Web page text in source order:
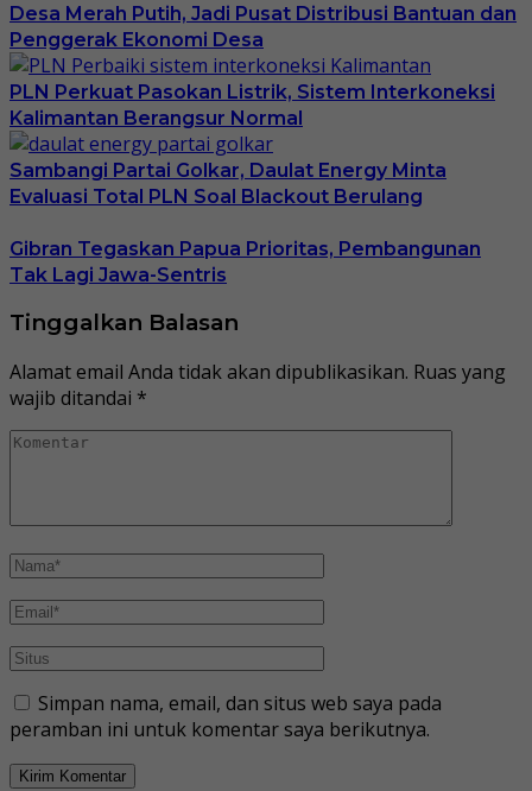
Desa Merah Putih, Jadi Pusat Distribusi Bantuan dan
Penggerak Ekonomi Desa
PLN Perkuat Pasokan Listrik, Sistem Interkoneksi
Kalimantan Berangsur Normal
Sambangi Partai Golkar, Daulat Energy Minta
Evaluasi Total PLN Soal Blackout Berulang
Gibran Tegaskan Papua Prioritas, Pembangunan
Tak Lagi Jawa-Sentris
Tinggalkan Balasan
Alamat email Anda tidak akan dipublikasikan. Ruas yang
wajib ditandai *
Simpan nama, email, dan situs web saya pada
peramban ini untuk komentar saya berikutnya.